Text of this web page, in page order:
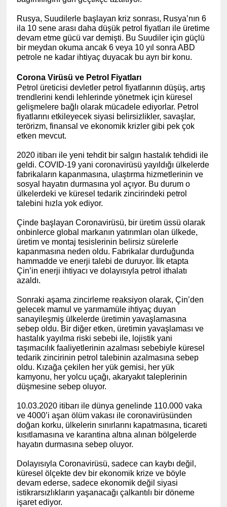
Rusya, Suudilerle başlayan kriz sonrası, Rusya’nın 6
ila 10 sene arası daha düşük petrol fiyatları ile üretime
devam etme gücü var demişti. Bu Suudiler için güçlü
bir meydan okuma ancak 6 veya 10 yıl sonra ABD
petrole ne kadar ihtiyaç duyacak bu ayrı bir konu.
Corona Virüsü ve Petrol Fiyatları
Petrol üreticisi devletler petrol fiyatlarının düşüş, artış
trendlerini kendi lehlerinde yönetmek için küresel
gelişmelere bağlı olarak mücadele ediyorlar. Petrol
fiyatlarını etkileyecek siyasi belirsizlikler, savaşlar,
terörizm, finansal ve ekonomik krizler gibi pek çok
etken mevcut.
2020 itibarı ile yeni tehdit bir salgın hastalık tehdidi ile
geldi. COVID-19 yani coronavirüsü yayıldığı ülkelerde
fabrikaların kapanmasına, ulaştırma hizmetlerinin ve
sosyal hayatın durmasına yol açıyor. Bu durum o
ülkelerdeki ve küresel tedarik zincirindeki petrol
talebini hızla yok ediyor.
Çinde başlayan Coronavirüsü, bir üretim üssü olarak
onbinlerce global markanın yatırımları olan ülkede,
üretim ve montaj tesislerinin belirsiz sürelerle
kapanmasına neden oldu. Fabrikalar durduğunda
hammadde ve enerji talebi de duruyor. İlk etapta
Çin’in enerji ihtiyacı ve dolayısıyla petrol ithalatı
azaldı.
Sonraki aşama zincirleme reaksiyon olarak, Çin’den
gelecek mamul ve yarımamüle ihtiyaç duyan
sanayileşmiş ülkelerde üretimin yavaşlamasına
sebep oldu. Bir diğer etken, üretimin yavaşlaması ve
hastalık yayılma riski sebebi ile, lojistik yani
taşımacılık faaliyetlerinin azalması sebebiyle küresel
tedarik zincirinin petrol talebinin azalmasına sebep
oldu. Kızağa çekilen her yük gemisi, her yük
kamyonu, her yolcu uçağı, akaryakıt taleplerinin
düşmesine sebep oluyor.
10.03.2020 itibarı ile dünya genelinde 110.000 vaka
ve 4000’i aşan ölüm vakası ile coronavirüsünden
doğan korku, ülkelerin sınırlarını kapatmasına, ticareti
kısıtlamasına ve karantina altına alınan bölgelerde
hayatın durmasına sebep oluyor.
Dolayısıyla Coronavirüsü, sadece can kaybı değil,
küresel ölçekte dev bir ekonomik krize ve böyle
devam ederse, sadece ekonomik değil siyasi
istikrarsızlıkların yaşanacağı çalkantılı bir döneme
işaret ediyor.